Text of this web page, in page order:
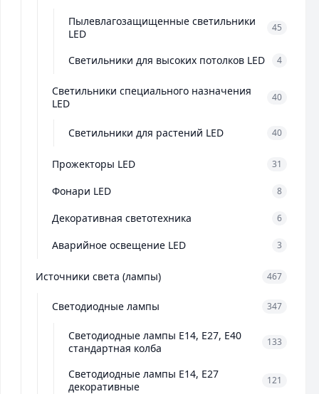
Пылевлагозащищенные светильники
LED
45
Светильники для высоких потолков LED 4
Светильники специального назначения
LED
40
Светильники для растений LED 40
Прожекторы LED 31
Фонари LED 8
Декоративная светотехника 6
Аварийное освещение LED 3
Источники света (лампы) 467
Светодиодные лампы 347
Светодиодные лампы E14, E27, E40
стандартная колба
133
Светодиодные лампы E14, E27
декоративные
121